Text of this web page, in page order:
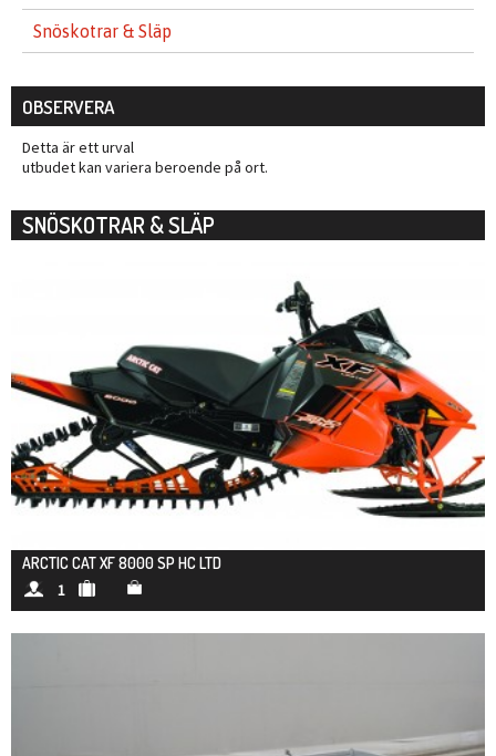
Snöskotrar & Släp
OBSERVERA
Detta är ett urval
utbudet kan variera beroende på ort.
SNÖSKOTRAR & SLÄP
ARCTIC CAT XF 8000 SP HC LTD
1